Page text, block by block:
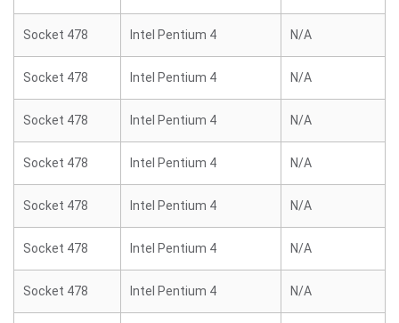
Socket 478 Intel Pentium 4 N/A
Socket 478 Intel Pentium 4 N/A
Socket 478 Intel Pentium 4 N/A
Socket 478 Intel Pentium 4 N/A
Socket 478 Intel Pentium 4 N/A
Socket 478 Intel Pentium 4 N/A
Socket 478 Intel Pentium 4 N/A